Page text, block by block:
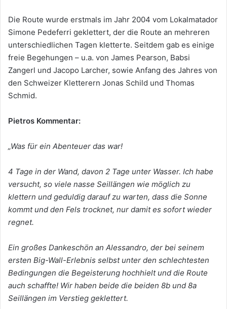
Die Route wurde erstmals im Jahr 2004 vom Lokalmatador
Simone Pedeferri geklettert, der die Route an mehreren
unterschiedlichen Tagen kletterte. Seitdem gab es einige
freie Begehungen – u.a. von James Pearson, Babsi
Zangerl und Jacopo Larcher, sowie Anfang des Jahres von
den Schweizer Kletterern Jonas Schild und Thomas
Schmid.
Pietros Kommentar:
„Was für ein Abenteuer das war!
4 Tage in der Wand, davon 2 Tage unter Wasser. Ich habe
versucht, so viele nasse Seillängen wie möglich zu
klettern und geduldig darauf zu warten, dass die Sonne
kommt und den Fels trocknet, nur damit es sofort wieder
regnet.
Ein großes Dankeschön an Alessandro, der bei seinem
ersten Big-Wall-Erlebnis selbst unter den schlechtesten
Bedingungen die Begeisterung hochhielt und die Route
auch schaffte! Wir haben beide die beiden 8b und 8a
Seillängen im Verstieg geklettert.